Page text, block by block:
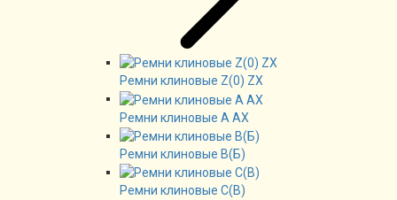
Ремни клиновые Z(0) ZX
Ремни клиновые А AX
Ремни клиновые В(Б)
Ремни клиновые C(B)